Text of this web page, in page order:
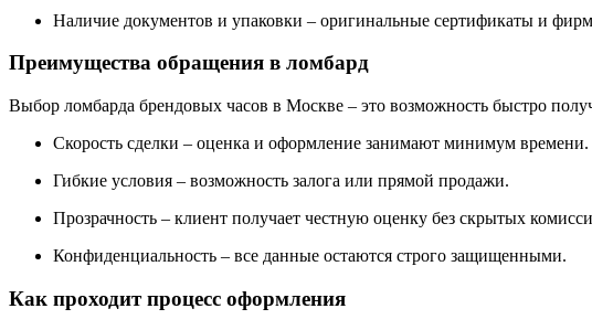
Наличие документов и упаковки – оригинальные сертификаты и
Преимущества обращения в ломбард
Выбор ломбарда брендовых часов в Москве – это возможность быстро
Скорость сделки – оценка и оформление занимают минимум времени.
Гибкие условия – возможность залога или прямой продажи.
Прозрачность – клиент получает честную оценку без скрытых
Конфиденциальность – все данные остаются строго защищенными.
Как проходит процесс оформления